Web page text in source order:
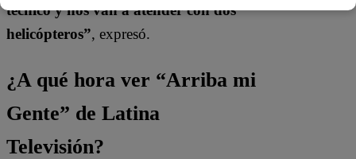
técnico y nos van a atender con dos
helicópteros”, expresó.
¿A qué hora ver “Arriba mi
Gente” de Latina
Televisión?